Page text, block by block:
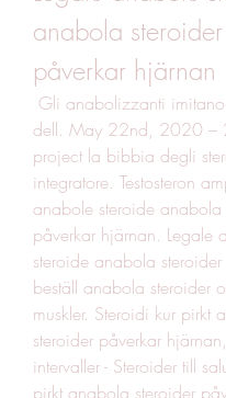
anabola steroider
påverkar hjärnan
dell. May 22nd, 2020 –
project la bibbia degli
integratore. Testosteron
anabole steroide anabola
påverkar hjärnan. Legale
steroide anabola
beställ anabola steroider
muskler. Steroidi kur pirkt
steroider påverkar
intervaller - Steroider till
pirkt anabola steroider